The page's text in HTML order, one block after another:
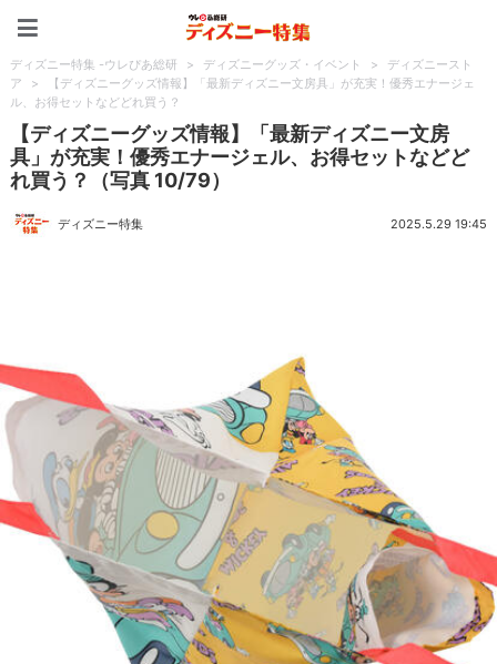
ディズニー特集 -ウレぴあ総研 > ディズニーグッズ・イベント >
ディズニースト
ア
>
【ディズニーグッズ情報】「最新ディズニー文房具」が充実！優秀エナージェ
ル、お得セットなどどれ買う？
【ディズニーグッズ情報】「最新ディズニー文房
具」が充実！優秀エナージェル、お得セットなどど
れ買う？（写真 10/79）
ディズニー特集 2025.5.29 19:45